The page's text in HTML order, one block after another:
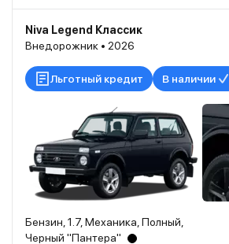
Niva Legend Классик
Внедорожник • 2026
Льготный кредит В наличии
Бензин, 1.7, Механика, Полный,
Черный "Пантера"